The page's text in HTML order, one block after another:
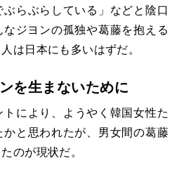
らぶらしている」などと陰口
ジヨンの孤独や葛藤を抱える
は日本にも多いはずだ。
を生まないために
トにより、ようやく韓国女性た
と思われたが、男女間の葛藤
のが現状だ。